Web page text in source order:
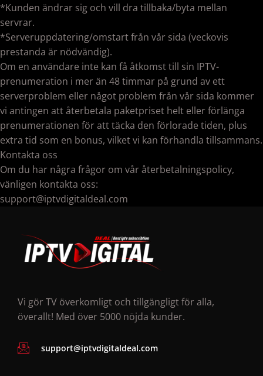
*Kunden ändrar sig och vill dra tillbaka/byta mellan
servrar.
*Serveruppdatering/omstart från vår sida (veckovis
prestanda är nödvändig).
Om en användare inte kan få åtkomst till sin IPTV-
prenumeration i mer än 48 timmar på grund av ett
serverproblem eller något problem från vår sida kommer
vi antingen att återbetala paketpriset helt eller förlänga
prenumerationen för att täcka den förlorade tiden, plus
extra tid som en bonus, vilket vi kan förhandla tillsammans.
Kontakta oss
Om du har några frågor om vår återbetalningspolicy,
vänligen kontakta oss:
support@iptvdigitaldeal.com
Vi gör TV överkomligt och tillgängligt för alla,
överallt! Med över 5000 nöjda kunder.
support@iptvdigitaldeal.com